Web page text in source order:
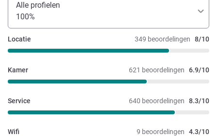
Alle profielen
100%
349 beoordelingen 8/10
Locatie
621 beoordelingen 6.9/10
Kamer
640 beoordelingen 8.3/10
Service
9 beoordelingen 4.3/10
Wifi